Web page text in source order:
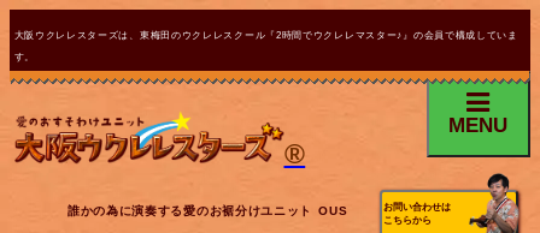
大阪ウクレレスターズは、東梅田のウクレレスクール『2時間でウクレレマスター♪』の会員で構成していま
す。
®
MENU
誰かの為に演奏する愛のお裾分けユニット OUS
お問い合わせは
こちらから